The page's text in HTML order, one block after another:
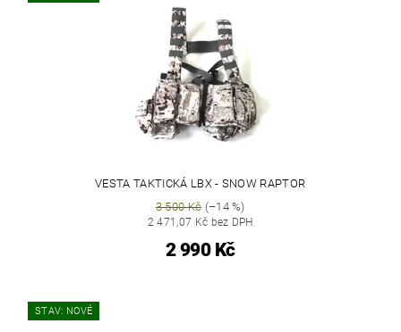
VESTA TAKTICKÁ LBX - SNOW RAPTOR
3 500 Kč(–14 %)
2 471,07 Kč bez DPH
2 990 Kč
STAV: NOVÉ